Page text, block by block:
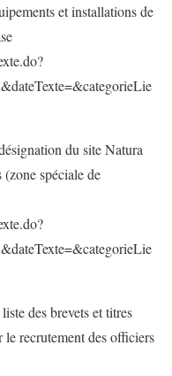
et installations de
du site Natura
spéciale de
des brevets et titres
le recrutement des officiers